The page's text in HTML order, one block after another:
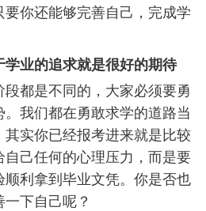
你还能够完善自己，完成学
业的追求就是很好的期待
都是不同的，大家必须要勇
我们都在勇敢求学的道路当
其实你已经报考进来就是比较
己任何的心理压力，而是要
利拿到毕业文凭。你是否也
下自己呢？